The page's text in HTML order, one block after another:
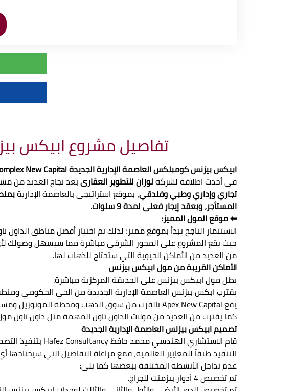
تفاصيل مشروع ابيكس
ابيكس بيزنس كومبلكس العاصمة الإدارية الجديدة Apex Business Complex New Capital
فى أحدث اطلاقة لشركةلوزان للتطوير العقارىبعد نجاح العديد من
تجاري وإداري وطبي وفندقي، بموقع استراتيجي بالعاصمة الإدارية
المستأجر، وبعقد إيجار فعلى لمدة 9 سنوات.
⬅ موقع المول المميز:
حيث يقع المشروع على المحور الشرقي مباشرة مما سيسهل وصولك لأي
من العديد من الأماكن الحيوية التي ستحتاج للذهاب لها.
الأماكن القريبة من مول ابيكس بيزنس
يطل مول ابيكس بيزنس على الحديقة المركزية مباشرة.
يقترب ابكس بيزنس العاصمة الإدارية الجديدة من الحي الحكومي
يقع Apex New Capital بالقرب من سوق الذهب ومحطة المونوريل ومسجد مصر ومركز المعلومات.
كما يقترب من العديد من مولات الداون تاون المهمة مثل داون تاون
تصميم ابيكس بيزنس العاصمة الإدارية الجديدة
قام الاستشاري الهندسي محمد حافظ Hafez Consultancy بتنفيذ التصميم العصري المميز لمول ابيكس بيزنس بارتفاع
التنفيذ طبقاً للمعايير العالمية، فمع مراعاة التفاصيل التي
عدم تداخل الأنشطة المختلفة ببعضها كما يلي:
تم تخصيص 4 أدوار بيزمنت للجراج.